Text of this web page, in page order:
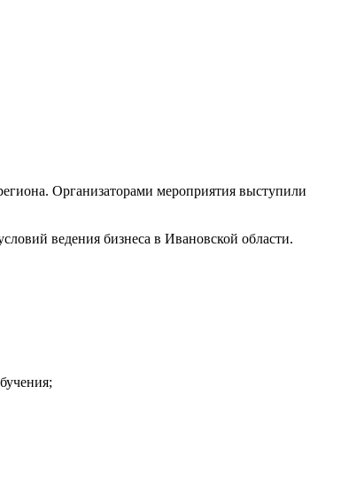
Организаторами мероприятия выступили
ведения бизнеса в Ивановской области.